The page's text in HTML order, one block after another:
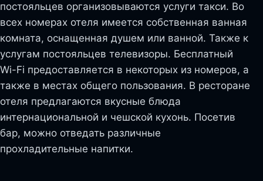
постояльцев организовываются услуги такси. Во
всех номерах отеля имеется собственная ванная
комната, оснащенная душем или ванной. Также к
услугам постояльцев телевизоры. Бесплатный
Wi-Fi предоставляется в некоторых из номеров, а
также в местах общего пользования. В ресторане
отеля предлагаются вкусные блюда
интернациональной и чешской кухонь. Посетив
бар, можно отведать различные
прохладительные напитки.